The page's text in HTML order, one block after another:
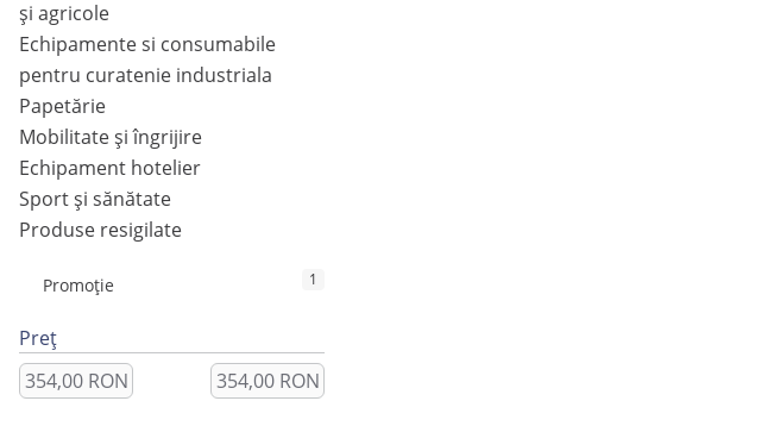
și agricole
Echipamente si consumabile
pentru curatenie industriala
Papetărie
Mobilitate și îngrijire
Echipament hotelier
Sport și sănătate
Produse resigilate
Promoție 1
Preț